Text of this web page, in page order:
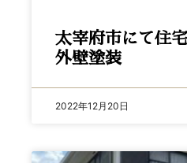
太宰府市にて住
外壁塗装
2022年12月20日